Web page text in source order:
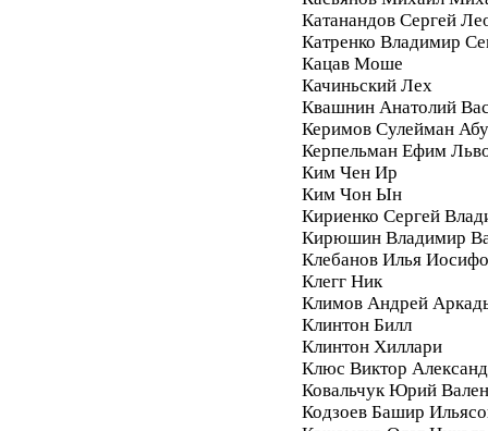
Катанандов Сергей
Катренко Владимир
Кацав Моше
Качиньский Лех
Квашнин Анатолий
Керимов Сулейман
Керпельман Ефим
Ким Чен Ир
Ким Чон Ын
Кириенко Сергей
Кирюшин Владимир
Клебанов Илья
Клегг Ник
Климов Андрей
Клинтон Билл
Клинтон Хиллари
Клюс Виктор
Ковальчук Юрий
Кодзоев Башир